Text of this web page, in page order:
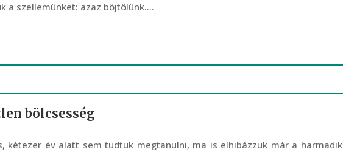
a szellemünket: azaz böjtölünk....
bölcsesség
kétezer év alatt sem tudtuk megtanulni, ma is elhibázzuk már a harmadik